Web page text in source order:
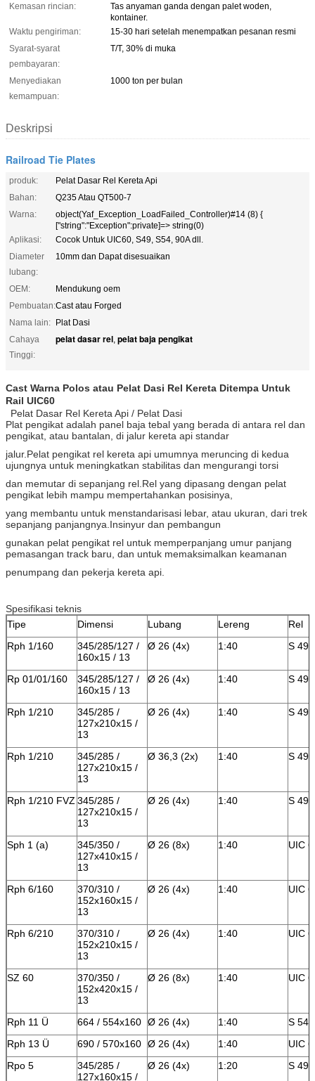
Kemasan rincian:
Tas anyaman ganda dengan palet woden,
kontainer.
Waktu pengiriman:
15-30 hari setelah menempatkan pesanan resmi
Syarat-syarat
pembayaran:
T/T, 30% di muka
Menyediakan
kemampuan:
1000 ton per bulan
Deskripsi
Railroad Tie Plates
produk:
Pelat Dasar Rel Kereta Api
Bahan:
Q235 Atau QT500-7
Warna:
object(Yaf_Exception_LoadFailed_Controller)#14 (8) {
["string":"Exception":private]=> string(0)
Aplikasi:
Cocok Untuk UIC60, S49, S54, 90A dll.
Diameter
lubang:
10mm dan Dapat disesuaikan
OEM:
Mendukung oem
Pembuatan:Cast atau Forged
Nama lain: Plat Dasi
Cahaya
Tinggi:
pelat dasar rel, pelat baja pengikat
Cast Warna Polos atau Pelat Dasi Rel Kereta Ditempa Untuk
Rail UIC60
Pelat Dasar Rel Kereta Api / Pelat Dasi
Plat pengikat adalah panel baja tebal yang berada di antara rel dan
pengikat, atau bantalan, di jalur kereta api standar
jalur.Pelat pengikat rel kereta api umumnya meruncing di kedua
ujungnya untuk meningkatkan stabilitas dan mengurangi torsi
dan memutar di sepanjang rel.Rel yang dipasang dengan pelat
pengikat lebih mampu mempertahankan posisinya,
yang membantu untuk menstandarisasi lebar, atau ukuran, dari trek
sepanjang panjangnya.Insinyur dan pembangun
gunakan pelat pengikat rel untuk memperpanjang umur panjang
pemasangan track baru, dan untuk memaksimalkan keamanan
penumpang dan pekerja kereta api.
Spesifikasi teknis
Tipe
Dimensi Lubang Lereng
Rel
Rph 1/160
345/285/127 /
160x15 / 13
Ø 26 (4x) 1:40 S 49
Rp 01/01/160
345/285/127 /
160x15 / 13
Ø 26 (4x) 1:40 S 49
Rph 1/210
345/285 /
127x210x15 /
13
Ø 26 (4x) 1:40 S 49
Rph 1/210
345/285 /
127x210x15 /
13
Ø 36,3 (2x) 1:40 S 49
Rph 1/210 FVZ 345/285 /
127x210x15 /
13
Ø 26 (4x) 1:40 S 49
Sph 1 (a)
345/350 /
127x410x15 /
13
Ø 26 (8x) 1:40 UIC
Rph 6/160
370/310 /
152x160x15 /
13
Ø 26 (4x) 1:40 UIC
Rph 6/210
370/310 /
152x210x15 /
13
Ø 26 (4x) 1:40 UIC
SZ 60
370/350 /
152x420x15 /
13
Ø 26 (8x) 1:40 UIC
Rph 11 Ü 664 / 554x160 Ø 26 (4x) 1:40
S 54
Rph 13 Ü
690 / 570x160 Ø 26 (4x) 1:40
UIC
Rpo 5
345/285 /
127x160x15 /
Ø 26 (4x) 1:20 S 49